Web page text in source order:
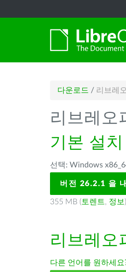
다운로드 / 리브레
리브레오
기본 설
선택: Windows
버전 26.2.1 을
355 MB ( 토렌트, 정보 )
리브레오
다른 언어를 원하세요